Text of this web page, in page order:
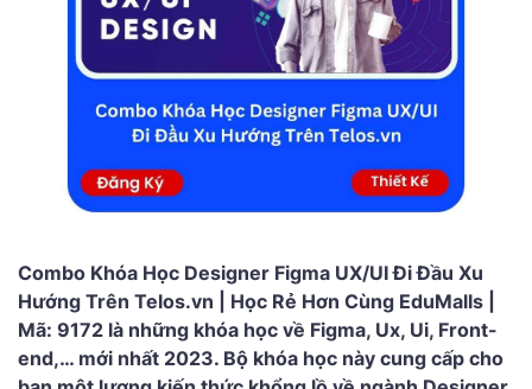
Combo Khóa Học Designer Figma UX/UI Đi Đầu Xu
Hướng Trên Telos.vn | Học Rẻ Hơn Cùng EduMalls |
Mã: 9172 là những khóa học về Figma, Ux, Ui, Front-
end,… mới nhất 2023. Bộ khóa học này cung cấp cho